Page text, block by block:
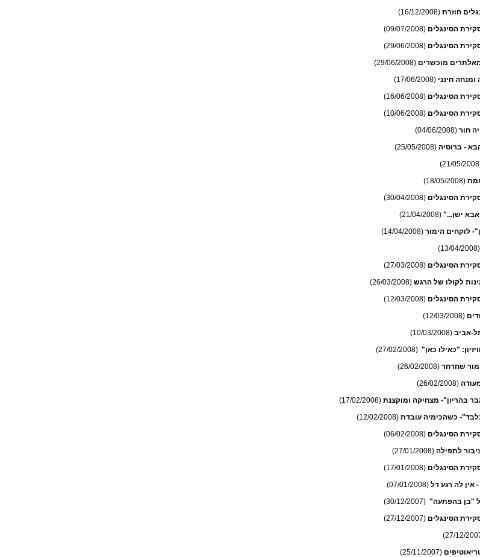
חוזרת (16/12/2008)
הסינגלים (09/07/2008)
הסינגלים (29/06/2008)
מוכשרים (29/06/2008)
חינני (17/06/2008)
הסינגלים (16/06/2008)
הסינגלים (10/06/2008)
חור (04/06/2008)
הבא - ברוסיה (25/05/2008)
(18/05/2008)
הסינגלים (30/04/2008)
ישן..." (21/04/2008)
לוקחים הימור (14/04/2008)
(13/04/2008)
הסינגלים (27/03/2008)
לקולו של הרגש (26/03/2008)
הסינגלים (12/03/2008)
(12/03/2008)
אביב (10/03/2008)
"כאילו כאן" (27/02/2008)
שחרחר (26/02/2008)
(26/02/2008)
בהריון"- מצחיקה ומוקצנת (17/02/2008)
כשהכימיה עובדת (12/02/2008)
הסינגלים (06/02/2008)
לתפילה (27/01/2008)
הסינגלים (17/01/2008)
אין לה רגע דל (07/01/2008)
"בן בהפתעה" (30/12/2007)
הסינגלים (27/12/2007)
(25/11/2007)